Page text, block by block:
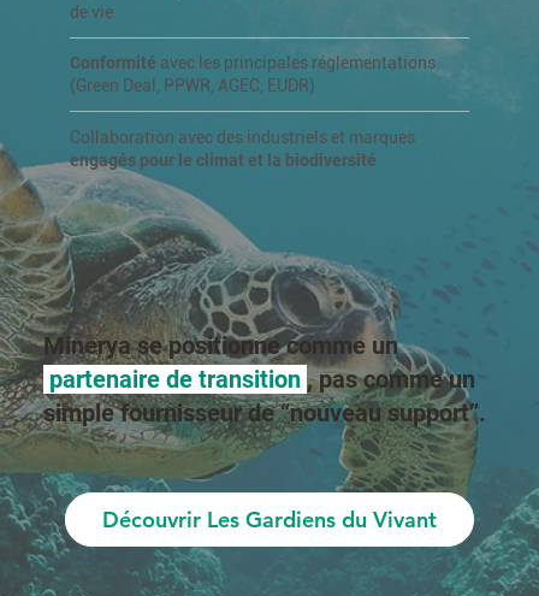
de vie
Conformité avec les principales réglementations
(Green Deal, PPWR, AGEC, EUDR)
Collaboration avec des industriels et marques
engagés pour le climat et la biodiversité
Minerya se positionne comme un
partenaire de transition , pas comme un
simple fournisseur de “nouveau support”.
Découvrir Les Gardiens du Vivant